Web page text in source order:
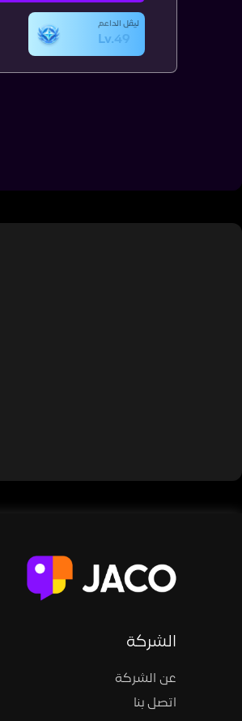
ليڤل الداعم
Lv.49
الشركة
عن الشركة
اتصل بنا